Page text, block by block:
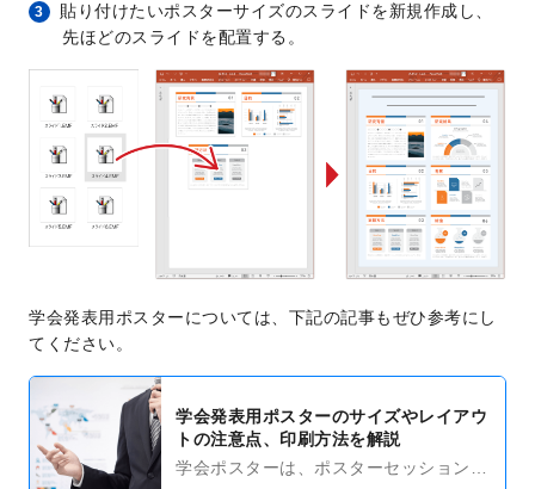
3
貼り付けたいポスターサイズのスライドを新規作成し、
先ほどのスライドを配置する。
学会発表用ポスターについては、下記の記事もぜひ参考にし
てください。
学会発表用ポスターのサイズやレイアウ
トの注意点、印刷方法を解説
学会ポスターは、ポスターセッションで